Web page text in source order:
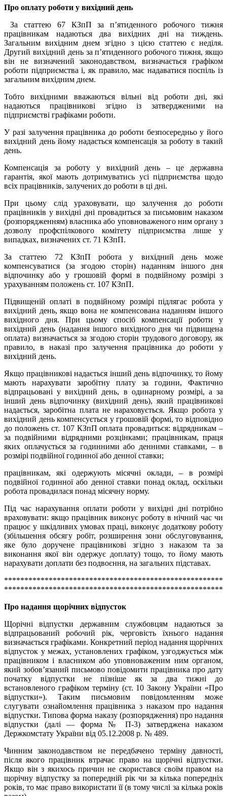
Про оплату роботи у вихідний день
За статтею 67 КЗпП за п’ятиденного робочого тижня
працівникам надаються два вихідних дні на тиждень.
Загальним вихідним днем згідно з цією статтею є неділя.
Другий вихідний день за п’ятиденного робочого тижня, якщо
він не визначений законодавством, визначається графіком
роботи підприємства і, як правило, має надаватися поспіль із
загальним вихідним днем.
Тобто вихідними вважаються вільні від роботи дні, які
надаються працівникові згідно із затвердженими на
підприємстві графіками роботи.
У разі залучення працівника до роботи безпосередньо у його
вихідний день йому надається компенсація за роботу в такий
день.
Компенсація за роботу у вихідний день – це державна
гарантія, якої мають дотримуватись усі підприємства щодо
всіх працівників, залучених до роботи в ці дні.
При цьому слід ураховувати, що залучення до роботи
працівників у вихідні дні провадиться за письмовим наказом
(розпорядженням) власника або уповноваженого ним органу з
дозволу профспілкового комітету підприємства лише у
випадках, визначених ст. 71 КЗпП.
За статтею 72 КЗпП робота у вихідний день може
компенсуватися (за згодою сторін) наданням іншого дня
відпочинку або у грошовій формі в подвійному розмірі з
урахуванням положень ст. 107 КЗпП.
Підвищеній оплаті в подвійному розмірі підлягає робота у
вихідний день, якщо вона не компенсована наданням іншого
вихідного дня. При цьому спосіб компенсації роботи у
вихідний день (надання іншого вихідного дня чи підвищена
оплата) визначається за згодою сторін трудового договору, як
правило, в наказі про залучення працівника до роботи у
вихідний день.
Якщо працівникові надається інший день відпочинку, то йому
мають нарахувати заробітну плату за години, Фактично
відпрацьовані у вихідний день, в одинарному розмірі, а за
інший день відпочинку (вихідний день), який працівникові
надається, заробітна плата не нараховується. Якщо робота у
вихідний день компенсується у грошовій формі, то відповідно
до положень ст. 107 КЗпП оплата провадиться: відрядникам –
за подвійними відрядними розцінками; працівникам, праця
яких оплачується за годинними або денними ставками, – в
розмірі подвійної годинної або денної ставки;
працівникам, які одержують місячні оклади, – в розмірі
подвійної годинної або денної ставки понад оклад, оскільки
робота провадилася понад місячну норму.
Під час нарахування оплати роботи у вихідні дні потрібно
враховувати: якщо працівник виконує роботу в нічний час чи
працює у шкідливих умовах праці, виконує додаткову роботу
(збільшення обсягу робіт, розширення зони обслуговування,
яке було доручене працівникові згідно з наказом та за
виконання якої він одержує доплату) тощо, то йому мають
нарахувати доплати без подвоєння, на загальних підставах.
******************************************************
******************************************************
Про надання щорічних відпусток
Щорічні відпустки державним службовцям надаються за
відпрацьований робочий рік, черговість їхнього надання
визначається графіками. Конкретний період надання щорічних
відпусток у межах, установлених графіком, узгоджується між
працівником і власником або уповноваженим ним органом,
який зобов’язаний письмово повідомити працівника про дату
початку відпустки не пізніше як за два тижні до
встановленого графіком терміну (ст. 10 Закону України «Про
відпустки»). Таким письмовим повідомленням може
слугувати ознайомлення працівника з наказом про надання
відпустки. Типова форма наказу (розпорядження) про надання
відпустки (далі — форма № П-3) затверджена наказом
Держкомстату України від 05.12.2008 р. № 489.
Чинним законодавством не передбачено терміну давності,
після якого працівник втрачає право на щорічні відпустки.
Якщо він з якихось причин не скористався своїм правом на
щорічну відпустку за попередній рік чи за кілька попередніх
років, то має право використати її (в тому числі за кілька років